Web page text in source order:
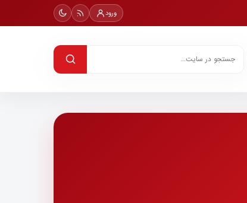
ورود